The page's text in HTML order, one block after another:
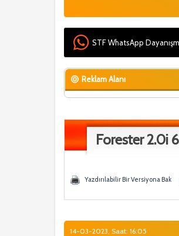
STF WhatsApp
Reklam Alanı
Forester 2.0i
Yazdırılabilir Bir Versiyona Bak
14-03-2023, Saat: 16:05